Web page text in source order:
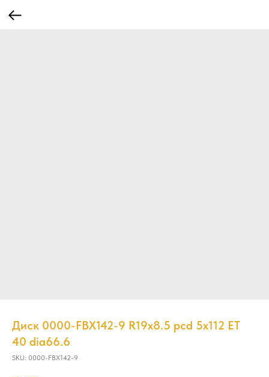
Диск 0000-FBX142-9 R19x8.5 pcd 5x112 ET
40 dia66.6
SKU: 0000-FBX142-9